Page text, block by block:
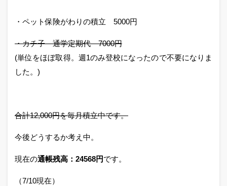
・ペット保険がわりの積立 5000円
・カチ子 通学定期代 7000円
(単位をほぼ取得。週1のみ登校になったので不要になりま
した。)
合計12,000円を毎月積立中です。
今後どうするか考え中。
現在の通帳残高：24568円です。
（7/10現在）